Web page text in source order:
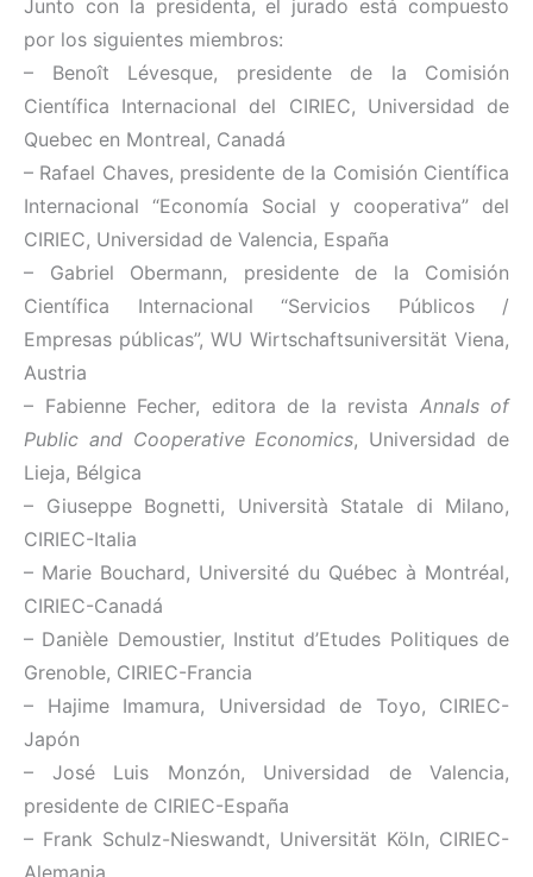
Junto con la presidenta, el jurado está compuesto
por los siguientes miembros:
– Benoît Lévesque, presidente de la Comisión
Científica Internacional del CIRIEC, Universidad de
Quebec en Montreal, Canadá
– Rafael Chaves, presidente de la Comisión Científica
Internacional “Economía Social y cooperativa” del
CIRIEC, Universidad de Valencia, España
– Gabriel Obermann, presidente de la Comisión
Científica Internacional “Servicios Públicos /
Empresas públicas”, WU Wirtschaftsuniversität Viena,
Austria
– Fabienne Fecher, editora de la revista Annals of
Public and Cooperative Economics, Universidad de
Lieja, Bélgica
– Giuseppe Bognetti, Università Statale di Milano,
CIRIEC-Italia
– Marie Bouchard, Université du Québec à Montréal,
CIRIEC-Canadá
– Danièle Demoustier, Institut d’Etudes Politiques de
Grenoble, CIRIEC-Francia
– Hajime Imamura, Universidad de Toyo, CIRIEC-
Japón
– José Luis Monzón, Universidad de Valencia,
presidente de CIRIEC-España
– Frank Schulz-Nieswandt, Universität Köln, CIRIEC-
Alemania